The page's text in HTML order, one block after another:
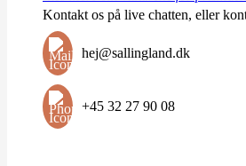
Kontakt os på live chatten, eller
hej@sallingland.dk
+45 32 27 90 08